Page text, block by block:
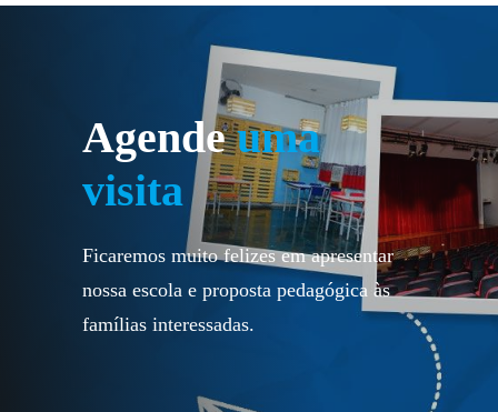
Agendeuma
visita
Ficaremos muito felizes em apresentar
nossa escola e proposta pedagógica às
famílias interessadas.